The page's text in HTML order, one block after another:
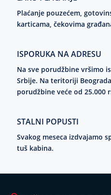
Plaćanje pouzećem,
karticama, čekovima
ISPORUKA NA ADRESU
Na sve porudžbine vršimo
Srbije. Na teritoriji
porudžbine veće od 25.000
STALNI POPUSTI
Svakog meseca izdvajamo
tuš kabina.